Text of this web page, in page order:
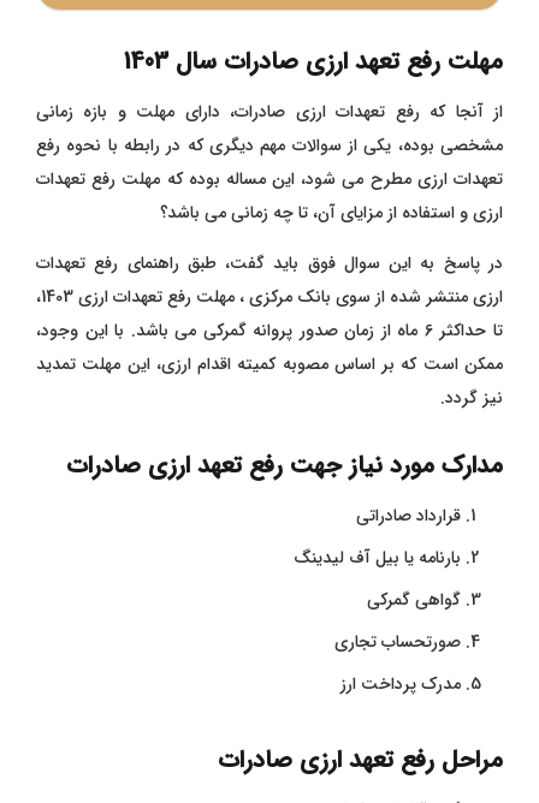
مهلت رفع تعهد ارزی صادرات سال 1403
از آنجا که رفع تعهدات ارزی صادرات، دارای مهلت و بازه زمانی
مشخصی بوده، یکی از سوالات مهم دیگری که در رابطه با نحوه رفع
تعهدات ارزی مطرح می شود، این مساله بوده که مهلت رفع تعهدات
ارزی و استفاده از مزایای آن، تا چه زمانی می باشد؟
در پاسخ به این سوال فوق باید گفت، طبق راهنمای رفع تعهدات
ارزی منتشر شده از سوی بانک مرکزی ، مهلت رفع تعهدات ارزی 1403،
تا حداکثر 6 ماه از زمان صدور پروانه گمرکی می باشد. با این وجود،
ممکن است که بر اساس مصوبه کمیته اقدام ارزی، این مهلت تمدید
نیز گردد.
مدارک مورد نیاز جهت رفع تعهد ارزی صادرات
قرارداد صادراتی
بارنامه یا بیل آف لیدینگ
گواهی گمرکی
صورتحساب تجاری
مدرک پرداخت ارز
مراحل رفع تعهد ارزی صادرات